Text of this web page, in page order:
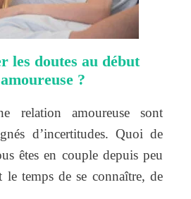
les doutes au début
?
relation amoureuse sont
d’incertitudes. Quoi de
êtes en couple depuis peu
temps de se connaître, de